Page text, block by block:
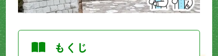
もくじ